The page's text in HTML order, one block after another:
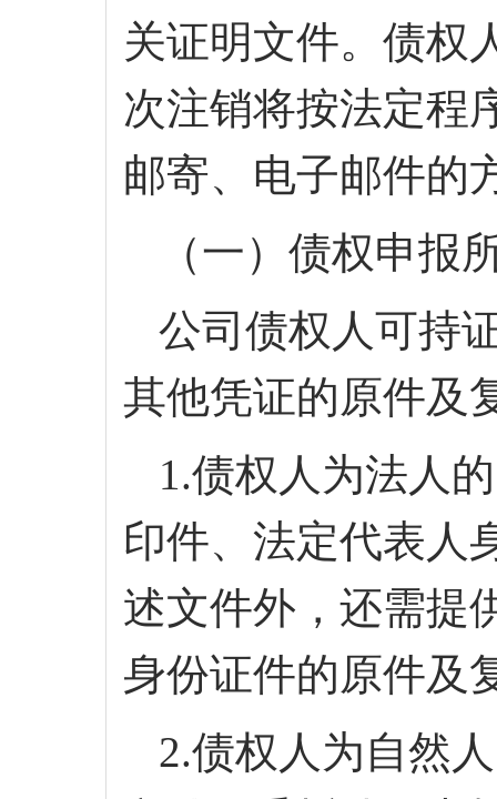
关证明文件。债权
次注销将按法定程
邮寄、电子邮件的
（一）债权申报
公司债权人可持
其他凭证的原件及
1.债权人为法人
印件、法定代表人
述文件外，还需提
身份证件的原件及
2.债权人为自然